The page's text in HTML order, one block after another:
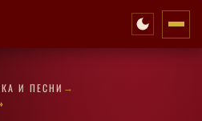
И ПЕСНИ →